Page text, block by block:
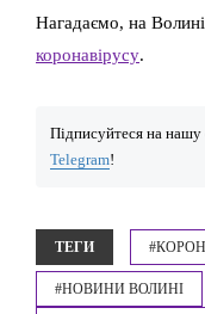
Нагадаємо, на Волині
коронавірусу.
Підписуйтеся на нашу
Telegram!
ТЕГИ
#НОВИНИ ВОЛИНІ